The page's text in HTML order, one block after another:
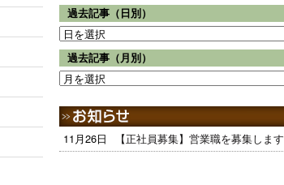
過去記事（日別）
過去記事（月別）
11月26日 【正社員募集】営業職を募集します